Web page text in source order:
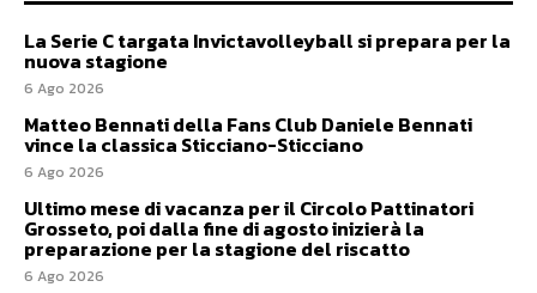
La Serie C targata Invictavolleyball si prepara per la
nuova stagione
6 Ago 2026
Matteo Bennati della Fans Club Daniele Bennati
vince la classica Sticciano-Sticciano
6 Ago 2026
Ultimo mese di vacanza per il Circolo Pattinatori
Grosseto, poi dalla fine di agosto inizierà la
preparazione per la stagione del riscatto
6 Ago 2026